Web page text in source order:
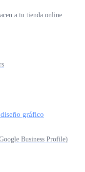
a tu tienda online
gráfico
Business Profile)